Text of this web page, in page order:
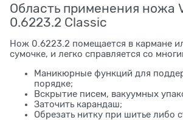
Область применения ножа
0.6223.2 Classic
Нож 0.6223.2 помещается в кармане
сумочке, и легко справляется со
Маникюрные функций для
порядке;
Вскрытие писем, вакуумных
Заточить карандаш;
Обрезать нитку при шитье либо